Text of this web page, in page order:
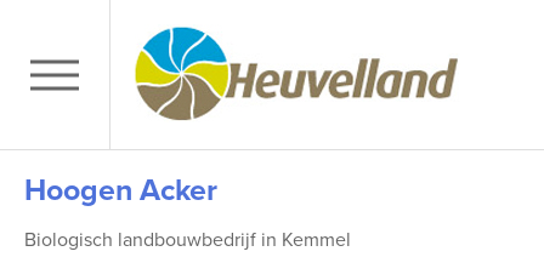
Hoogen Acker
Biologisch landbouwbedrijf in Kemmel